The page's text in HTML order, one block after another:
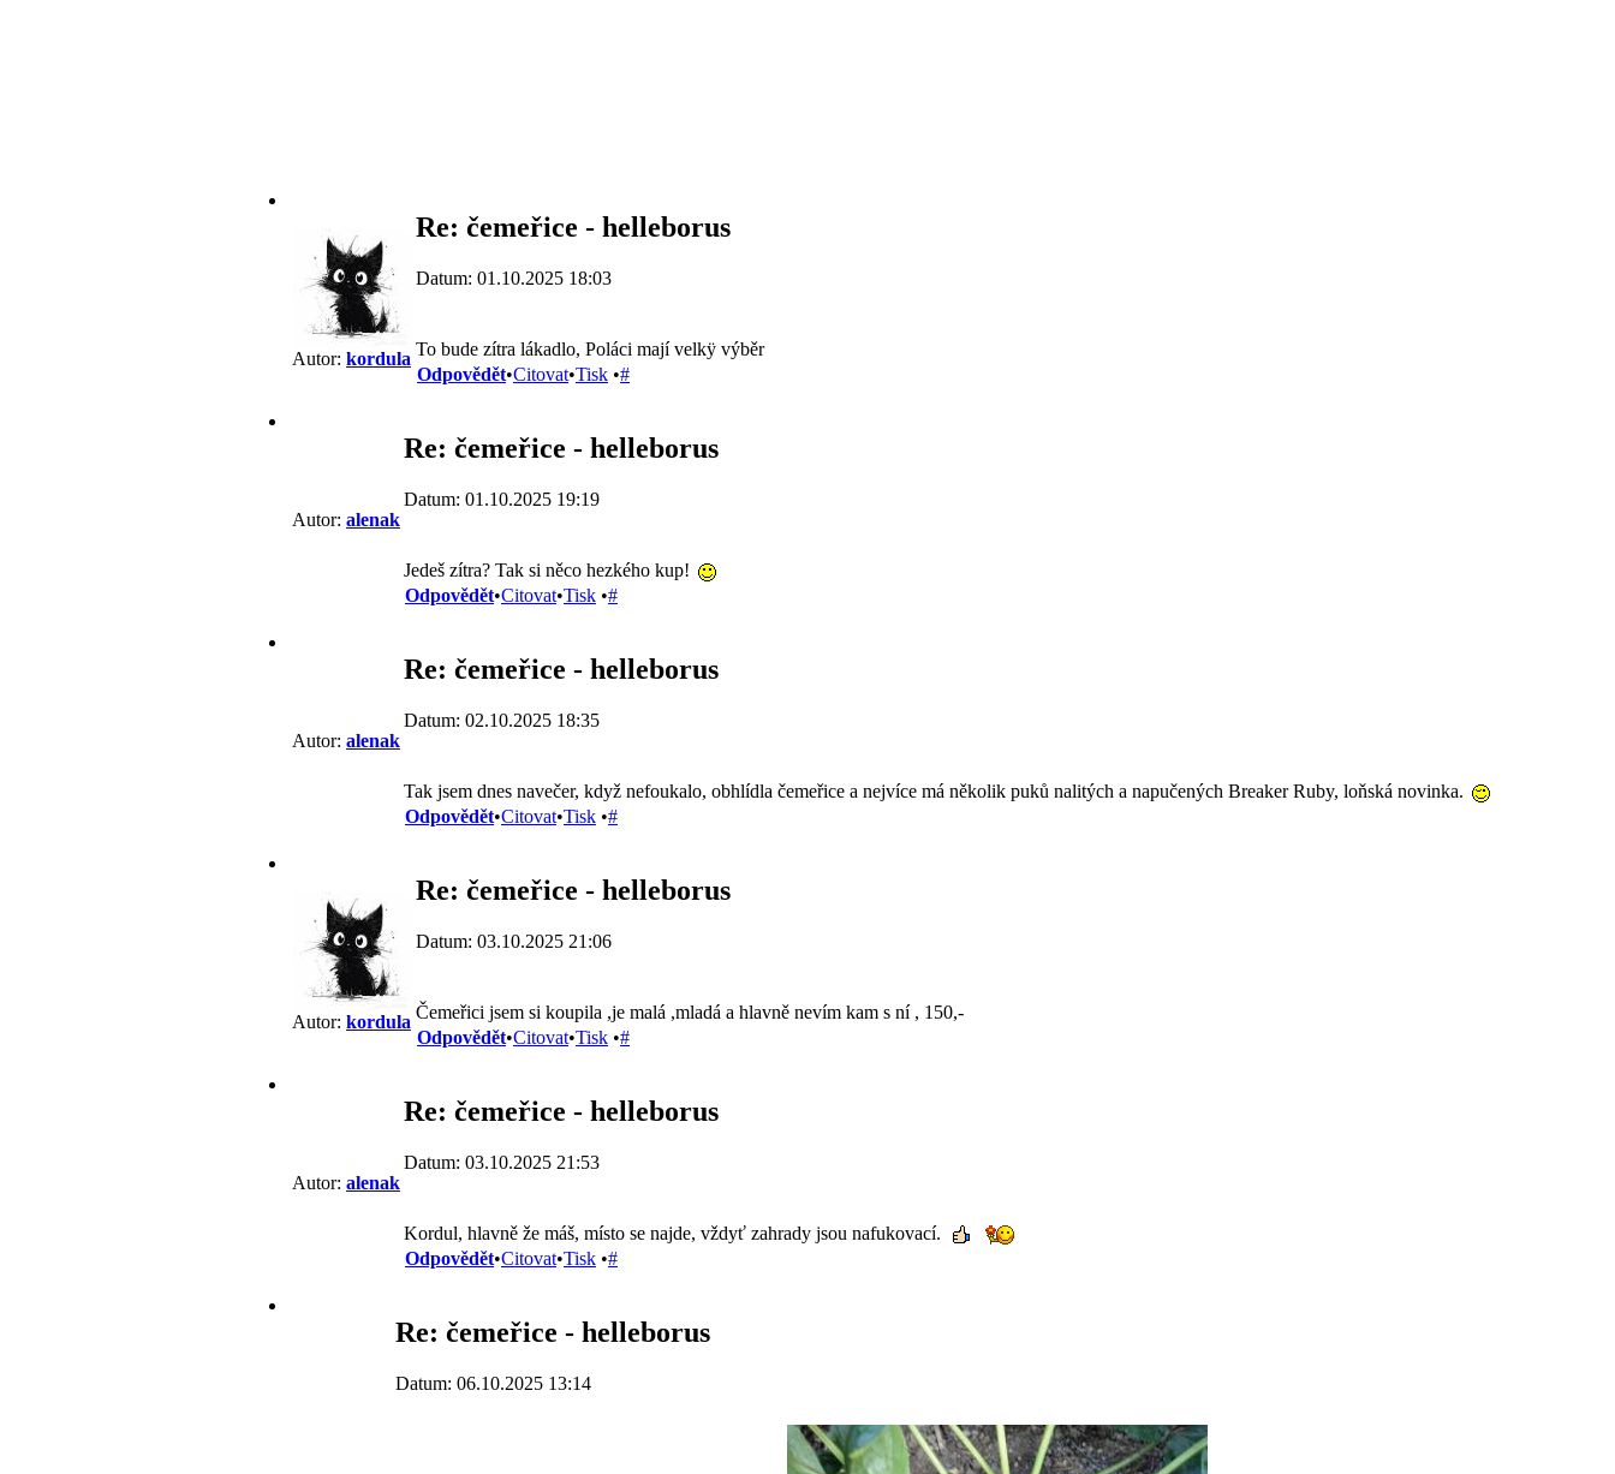
Autor: kordula
Re: čemeřice - helleborus
Datum: 01.10.2025 18:03
To bude zítra lákadlo, Poláci mají velkÿ výběr
Odpovědět•Citovat•Tisk •#
Autor: alenak
Re: čemeřice - helleborus
Datum: 01.10.2025 19:19
Jedeš zítra? Tak si něco hezkého kup!
Odpovědět•Citovat•Tisk •#
Autor: alenak
Re: čemeřice - helleborus
Datum: 02.10.2025 18:35
Tak jsem dnes navečer, když nefoukalo, obhlídla čemeřice a nejvíce má několik puků nalitých a napučených Breaker Ruby, loňská novinka.
Odpovědět•Citovat•Tisk •#
Autor: kordula
Re: čemeřice - helleborus
Datum: 03.10.2025 21:06
Čemeřici jsem si koupila ,je malá ,mladá a hlavně nevím kam s ní , 150,-
Odpovědět•Citovat•Tisk •#
Autor: alenak
Re: čemeřice - helleborus
Datum: 03.10.2025 21:53
Kordul, hlavně že máš, místo se najde, vždyť zahrady jsou nafukovací.
Odpovědět•Citovat•Tisk •#
Re: čemeřice - helleborus
Datum: 06.10.2025 13:14